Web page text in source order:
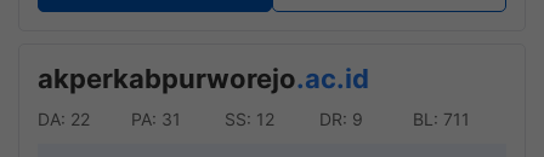
akperkabpurworejo.ac.id
DA: 22 PA: 31 SS: 12 DR: 9 BL: 711